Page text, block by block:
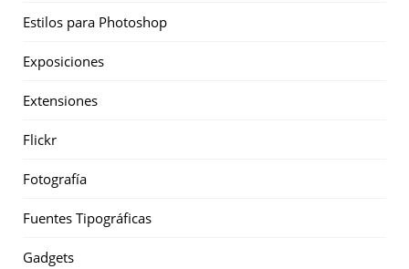
Estilos para Photoshop
Exposiciones
Extensiones
Flickr
Fotografía
Fuentes Tipográficas
Gadgets